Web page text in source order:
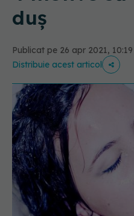
duş
Publicat pe 26 apr 2021, 10:19
Distribuie acest articol